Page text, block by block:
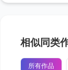
相似同类
所有作品